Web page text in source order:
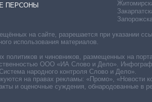
ПЕРСОНЫ
на сайте, разрешается при указании
использования материалов.
и чиновников, размещенных на
ООО «ИА Слово и Дело».
народного контроля Слово и Дело».
на правах рекламы: «Промо», «Новости
и оценочные суждения, обнародованные в